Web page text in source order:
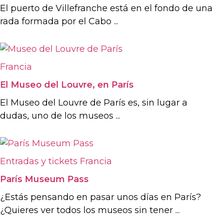
El puerto de Villefranche está en el fondo de una
rada formada por el Cabo ...
Francia
El Museo del Louvre, en París
El Museo del Louvre de París es, sin lugar a
dudas, uno de los museos ...
Entradas y tickets Francia
París Museum Pass
¿Estás pensando en pasar unos días en París?
¿Quieres ver todos los museos sin tener ...